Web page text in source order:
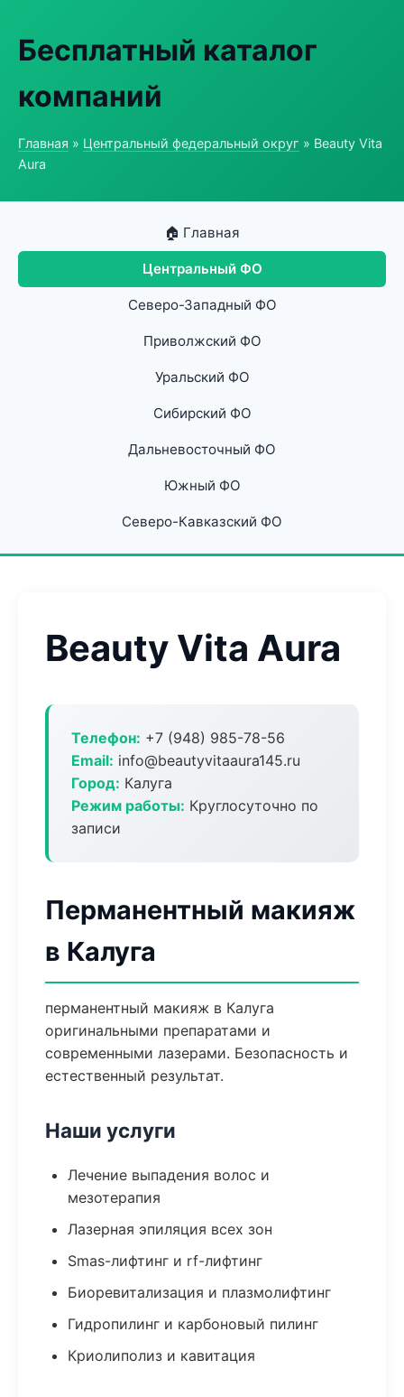
Бесплатный каталог
компаний
Главная » Центральный федеральный округ » Beauty Vita
Aura
🏠 Главная
Центральный ФО
Северо-Западный ФО
Приволжский ФО
Уральский ФО
Сибирский ФО
Дальневосточный ФО
Южный ФО
Северо-Кавказский ФО
Beauty Vita Aura
Телефон: +7 (948) 985-78-56
Email: info@beautyvitaaura145.ru
Город: Калуга
Режим работы: Круглосуточно по
записи
Перманентный макияж
в Калуга
перманентный макияж в Калуга
оригинальными препаратами и
современными лазерами. Безопасность и
естественный результат.
Наши услуги
Лечение выпадения волос и
мезотерапия
Лазерная эпиляция всех зон
Smas-лифтинг и rf-лифтинг
Биоревитализация и плазмолифтинг
Гидропилинг и карбоновый пилинг
Криолиполиз и кавитация